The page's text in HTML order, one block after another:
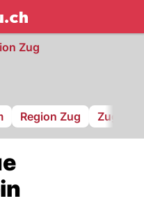
NAU.ch
Zug
Region Zug Zug 94